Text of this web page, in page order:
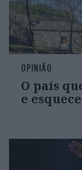
OPINIÃO
O país
e